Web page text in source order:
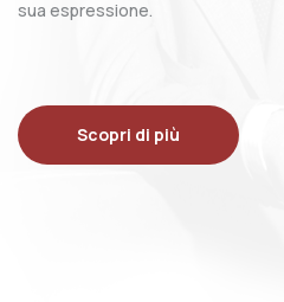
sua espressione.
Scopri di più